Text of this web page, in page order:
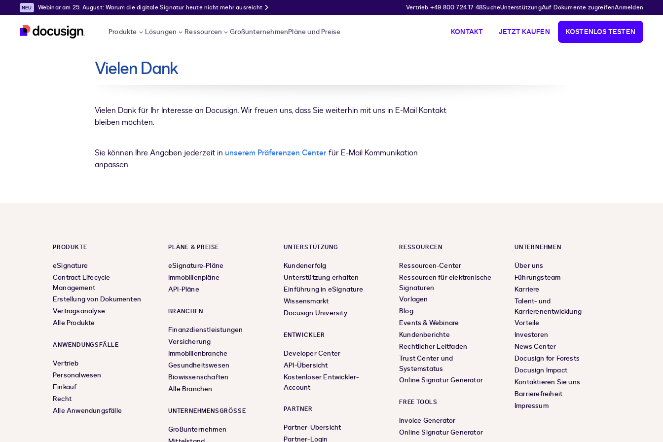
Überspringen und weiter zum Hauptinhalt
Webinar am 25. August: Warum die digitale Signatur heute nicht mehr ausreicht Vertrieb +49 800 724 17 48SucheUnterstützungAuf Dokumente zugreifenAnmelden
Produkte Lösungen Ressourcen GroßunternehmenPläne und Preise KONTAKT JETZT KAUFEN KOSTENLOS TESTEN
Vielen Dank
Vielen Dank für Ihr Interesse an Docusign. Wir freuen uns, dass Sie weiterhin mit uns in E-Mail Kontakt
bleiben möchten.
Sie können Ihre Angaben jederzeit in unserem Präferenzen Centerfür E-Mail Kommunikation
anpassen.
PRODUKTE
eSignature
Contract Lifecycle
Management
Erstellung von Dokumenten
Vertragsanalyse
Alle Produkte
ANWENDUNGSFÄLLE
Vertrieb
Personalwesen
Einkauf
Recht
Alle Anwendungsfälle
PLÄNE & PREISE
eSignature-Pläne
Immobilienpläne
API-Pläne
BRANCHEN
Finanzdienstleistungen
Versicherung
Immobilienbranche
Gesundheitswesen
Biowissenschaften
Alle Branchen
UNTERNEHMENSGRÖSSE
Großunternehmen
UNTERSTÜTZUNG
Kundenerfolg
Unterstützung erhalten
Einführung in eSignature
Wissensmarkt
Docusign University
ENTWICKLER
Developer Center
API-Übersicht
Kostenloser Entwickler-
Account
PARTNER
Partner-Übersicht
Partner-Login
RESSOURCEN
Ressourcen-Center
Ressourcen für elektronische
Signaturen
Vorlagen
Blog
Events & Webinare
Kundenberichte
Rechtlicher Leitfaden
Trust Center und
Systemstatus
Online Signatur Generator
FREE TOOLS
Invoice Generator
Online Signatur Generator
UNTERNEHMEN
Über uns
Führungsteam
Karriere
Talent- und
Karrierenentwicklung
Vorteile
Investoren
News Center
Docusign for Forests
Docusign Impact
Kontaktieren Sie uns
Barrierefreiheit
Impressum